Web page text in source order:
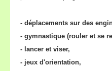
- déplacements sur des
- gymnastique (rouler et se
- lancer et viser,
- jeux d'orientation,